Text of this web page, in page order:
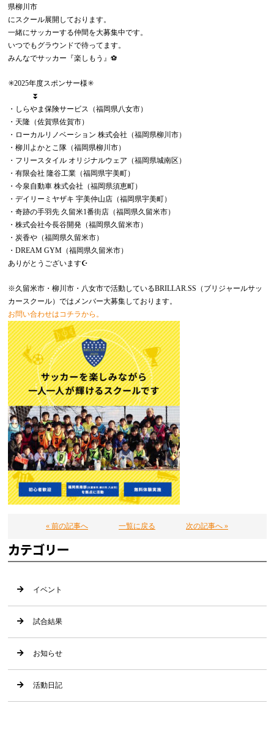
県柳川市
にスクール展開しております。
一緒にサッカーする仲間を大募集中です。
いつでもグラウンドで待ってます。
みんなでサッカー『楽しもう』⚽️
✳️2025年度スポンサー様✳️
⏬
・しらやま保険サービス（福岡県八女市）
・天隆（佐賀県佐賀市）
・ローカルリノベーション 株式会社（福岡県柳川市）
・柳川よかとこ隊（福岡県柳川市）
・フリースタイル オリジナルウェア（福岡県城南区）
・有限会社 隆谷工業（福岡県宇美町）
・今泉自動車 株式会社（福岡県須恵町）
・デイリーミヤザキ 宇美仲山店（福岡県宇美町）
・奇跡の手羽先 久留米1番街店（福岡県久留米市）
・株式会社今長谷開発（福岡県久留米市）
・炭香や（福岡県久留米市）
・DREAM GYM（福岡県久留米市）
ありがとうございます☪️
※久留米市・柳川市・八女市で活動しているBRILLAR.SS（ブリジャールサッ
カースクール）ではメンバー大募集しております。
お問い合わせはコチラから。
« 前の記事へ 一覧に戻る 次の記事へ »
カテゴリー
イベント
試合結果
お知らせ
活動日記